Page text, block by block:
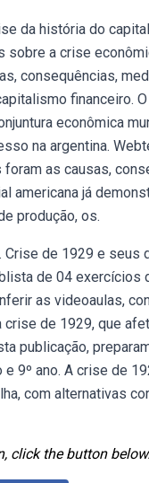
da história do
a crise
consequências,
financeiro.
econômica
na argentina.
as causas,
americana já
produção, os.
de 1929 e seus
de 04 exercícios
as videoaulas,
de 1929, que
publicação,
9º ano. A crise de
com alternativas
click the button below.